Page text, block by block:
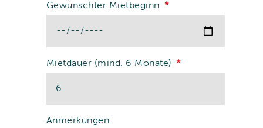
Gewünschter Mietbeginn
Mietdauer (mind. 6 Monate)
Anmerkungen